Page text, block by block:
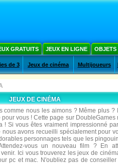
GRATUITS JEUX EN LIGNE OBJETS
de 3 Jeux de cinéma Multijoueurs
JEUX DE CINÉMA
comme nous les aimons ? Même plus ?
vous ! Cette page sur DoubleGames
! Si vous êtes vraiment impressionné
avons recueilli spécialement pour
personnages tels que les
vous un nouveau film ? En
Ici vous trouverez les jeux de
pc et mac. N'oubliez pas de